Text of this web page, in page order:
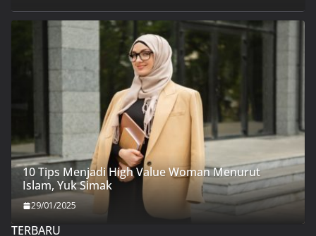
10 Tips Menjadi High Value Woman Menurut
Islam, Yuk Simak
29/01/2025
TERBARU